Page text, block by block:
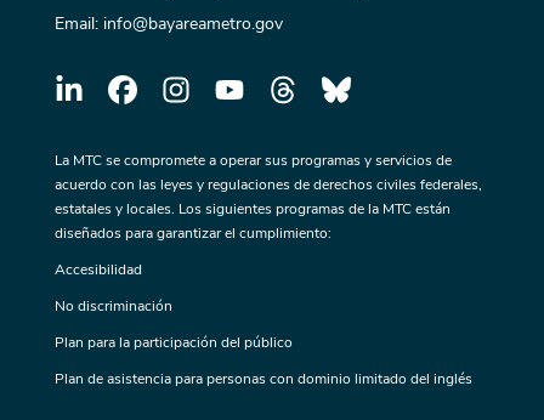
Email: info@bayareametro.gov
La MTC se compromete a operar sus programas y servicios de
acuerdo con las leyes y regulaciones de derechos civiles federales,
estatales y locales. Los siguientes programas de la MTC están
diseñados para garantizar el cumplimiento:
Accesibilidad
No discriminación
Plan para la participación del público
Plan de asistencia para personas con dominio limitado del inglés